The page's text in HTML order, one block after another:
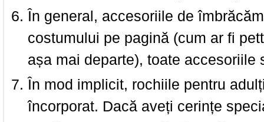
În general, accesoriile de
costumului pe pagină (cum ar fi
așa mai departe), toate accesoriile
În mod implicit, rochiile pentru
încorporat. Dacă aveți cerințe